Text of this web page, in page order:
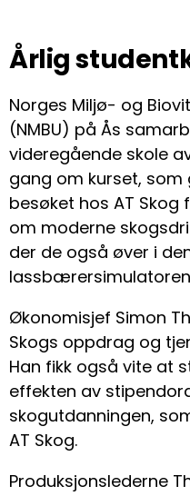
Årlig
Norges Miljø- og
(NMBU) på Ås
videregående skole
gang om kurset, som
besøket hos AT Skog
om moderne
der de også øver i
Økonomisjef Simon
Skogs oppdrag og
Han fikk også vite at
effekten av
skogutdanningen,
AT Skog.
Produksjonslederne